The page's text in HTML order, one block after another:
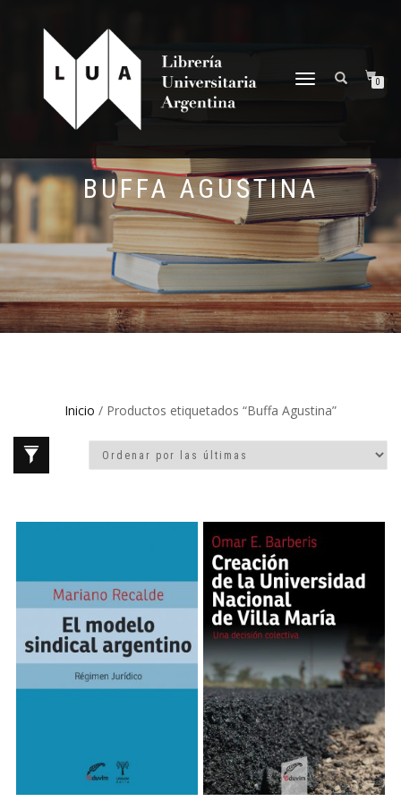
NAVEGACIÓN
0
BUFFA AGUSTINA
Inicio / Productos etiquetados “Buffa Agustina”